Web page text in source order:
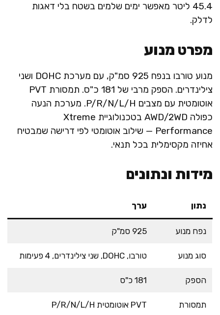
45.4 ליטר מאפשר ימים שלמים בשטח בלי דאגות
לדלק.
מפרט מנוע
מנוע טורבו בנפח 925 סמ"ק, עם מערכת DOHC ושני
צילינדרים. הספק מרבי של 181 כ"ס. תמסורת PVT
אוטומטית עם מצבים P/R/N/L/H. מערכת הנעה
כפולה AWD/2WD בטכנולוגיית Xtreme
Performance — שילוב אוטומטי לפי דרישה שמבטיח
אחיזה מקסימלית בכל תנאי.
מידות ונתונים
נתון ערך
נפח מנוע 925 סמ"ק
סוג מנוע טורבו, DOHC, שני צילינדרים, 4 פעימות
הספק 181 כ"ס
תמסורת PVT אוטומטית P/R/N/L/H